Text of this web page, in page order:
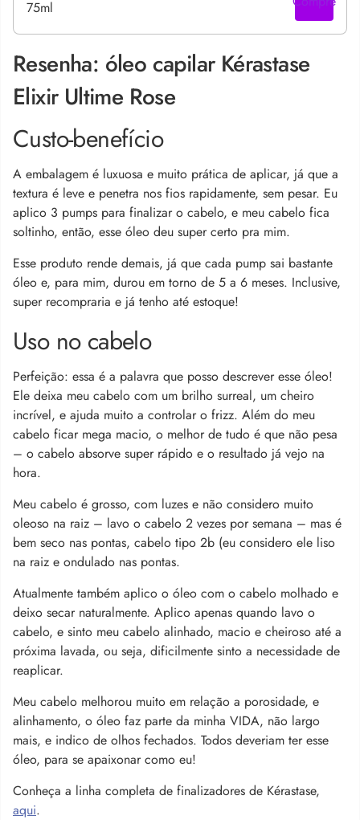
Resenha: óleo capilar Kérastase
Elixir Ultime Rose
Custo-benefício
A embalagem é luxuosa e muito prática de aplicar, já que a
textura é leve e penetra nos fios rapidamente, sem pesar. Eu
aplico 3 pumps para finalizar o cabelo, e meu cabelo fica
soltinho, então, esse óleo deu super certo pra mim.
Esse produto rende demais, já que cada pump sai bastante
óleo e, para mim, durou em torno de 5 a 6 meses. Inclusive,
super recompraria e já tenho até estoque!
Uso no cabelo
Perfeição: essa é a palavra que posso descrever esse óleo!
Ele deixa meu cabelo com um brilho surreal, um cheiro
incrível, e ajuda muito a controlar o frizz. Além do meu
cabelo ficar mega macio, o melhor de tudo é que não pesa
– o cabelo absorve super rápido e o resultado já vejo na
hora.
Meu cabelo é grosso, com luzes e não considero muito
oleoso na raiz – lavo o cabelo 2 vezes por semana – mas é
bem seco nas pontas, cabelo tipo 2b (eu considero ele liso
na raiz e ondulado nas pontas.
Atualmente também aplico o óleo com o cabelo molhado e
deixo secar naturalmente. Aplico apenas quando lavo o
cabelo, e sinto meu cabelo alinhado, macio e cheiroso até a
próxima lavada, ou seja, dificilmente sinto a necessidade de
reaplicar.
Meu cabelo melhorou muito em relação a porosidade, e
alinhamento, o óleo faz parte da minha VIDA, não largo
mais, e indico de olhos fechados. Todos deveriam ter esse
óleo, para se apaixonar como eu!
Conheça a linha completa de finalizadores de Kérastase,
aqui.